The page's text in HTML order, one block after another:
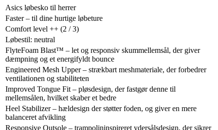
Asics løbesko til herrer
Faster – til dine hurtige løbeture
Comfort level ++ (2 / 3)
Løbestil: neutral
FlyteFoam Blast™ – let og responsiv skummellemsål, der giver
dæmpning og et energifyldt bounce
Engineered Mesh Upper – strækbart meshmateriale, der forbedrer
ventilationen og stabiliteten
Improved Tongue Fit – pløsdesign, der fastgør denne til
mellemsålen, hvilket skaber et bedre
Heel Stabilizer – hældesign der støtter foden, og giver en mere
balanceret afvikling
Responsive Outsole – trampolininspireret ydersålsdesign, der sikrer